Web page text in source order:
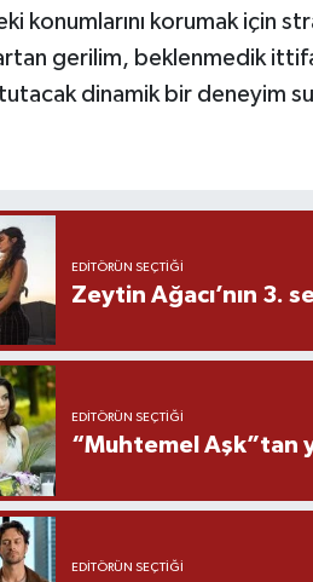
konumlarını korumak için
gerilim, beklenmedik
dinamik bir deneyim
EDITÖRÜN SEÇTIĞI
Zeytin Ağacı’nın 3.
EDITÖRÜN SEÇTIĞI
“Muhtemel Aşk”tan
EDITÖRÜN SEÇTIĞI